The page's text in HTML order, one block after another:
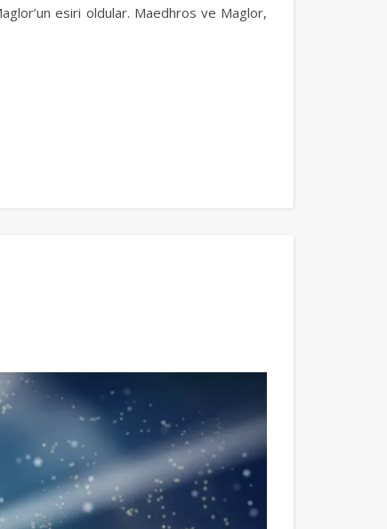
esiri oldular. Maedhros ve Maglor,